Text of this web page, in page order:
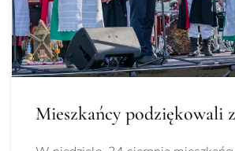
Mieszkańcy podziękowali